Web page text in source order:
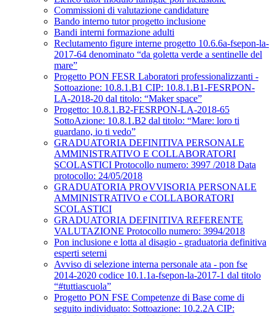
Commissioni di valutazione candidature
Bando interno tutor progetto inclusione
Bandi interni formazione adulti
Reclutamento figure interne progetto 10.6.6a-fsepon-la-
2017-64 denominato “da goletta verde a sentinelle del
mare”
Progetto PON FESR Laboratori professionalizzanti -
Sottoazione: 10.8.1.B1 CIP: 10.8.1.B1-FESRPON-
LA-2018-20 dal titolo: “Maker space”
Progetto: 10.8.1.B2-FESRPON-LA-2018-65
SottoAzione: 10.8.1.B2 dal titolo: “Mare: loro ti
guardano, io ti vedo”
GRADUATORIA DEFINITIVA PERSONALE
AMMINISTRATIVO E COLLABORATORI
SCOLASTICI Protocollo numero: 3997 /2018 Data
protocollo: 24/05/2018
GRADUATORIA PROVVISORIA PERSONALE
AMMINISTRATIVO e COLLABORATORI
SCOLASTICI
GRADUATORIA DEFINITIVA REFERENTE
VALUTAZIONE Protocollo numero: 3994/2018
Pon inclusione e lotta al disagio - graduatoria definitiva
esperti seterni
Avviso di selezione interna personale ata - pon fse
2014-2020 codice 10.1.1a-fsepon-la-2017-1 dal titolo
“#tuttiascuola”
Progetto PON FSE Competenze di Base come di
seguito individuato: Sottoazione: 10.2.2A CIP: